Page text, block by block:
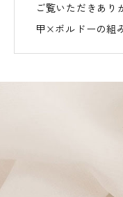
ご覧いただきあり
甲×ボルドーの組